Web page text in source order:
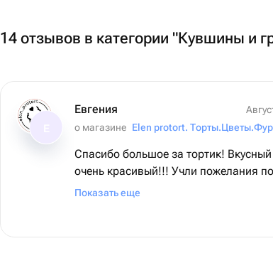
14 отзывов в категории "Кувшины и
Евгения
о магазине
Спасибо большое за тортик! Вкусный
очень красивый!!! Учли пожелания по
надписи, что очень порадовало.
Показать еще